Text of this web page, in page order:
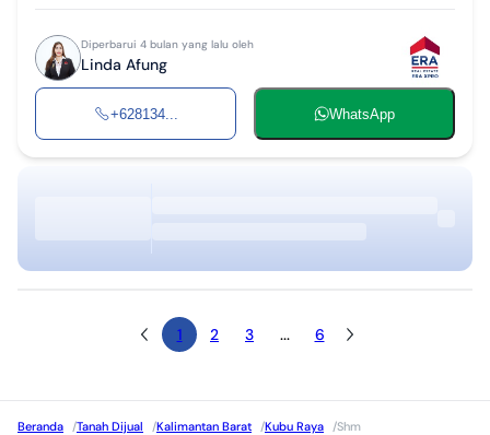
Diperbarui 4 bulan yang lalu oleh
Linda Afung
+628134... WhatsApp
1 2 3 ... 6
Beranda /Tanah Dijual /Kalimantan Barat /Kubu Raya /Shm